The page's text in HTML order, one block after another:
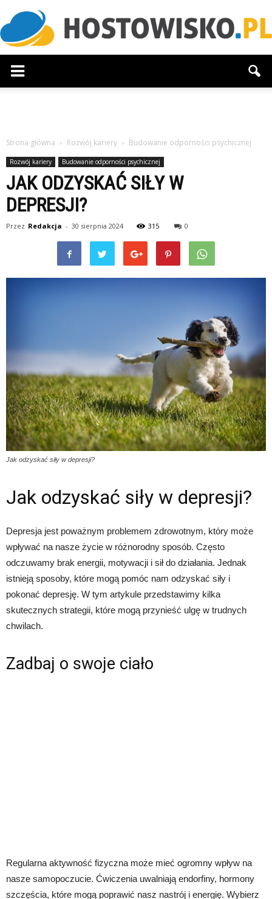
Strona główna Rozwój kariery Budowanie odporności psychicznej
Rozwój kariery Budowanie odporności psychicznej
JAK ODZYSKAĆ SIŁY W
DEPRESJI?
Przez Redakcja - 30 sierpnia 2024 315 0
Jak odzyskać siły w depresji?
Jak odzyskać siły w depresji?
Depresja jest poważnym problemem zdrowotnym, który może
wpływać na nasze życie w różnorodny sposób. Często
odczuwamy brak energii, motywacji i sił do działania. Jednak
istnieją sposoby, które mogą pomóc nam odzyskać siły i
pokonać depresję. W tym artykule przedstawimy kilka
skutecznych strategii, które mogą przynieść ulgę w trudnych
chwilach.
Zadbaj o swoje ciało
Regularna aktywność fizyczna może mieć ogromny wpływ na
nasze samopoczucie. Ćwiczenia uwalniają endorfiny, hormony
szczęścia, które mogą poprawić nasz nastrój i energię. Wybierz